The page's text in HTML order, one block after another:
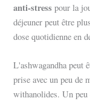
anti-stress pour la
déjeuner peut être
dose quotidienne en
L'ashwagandha peut
prise avec un peu de
withanolides. Un peu